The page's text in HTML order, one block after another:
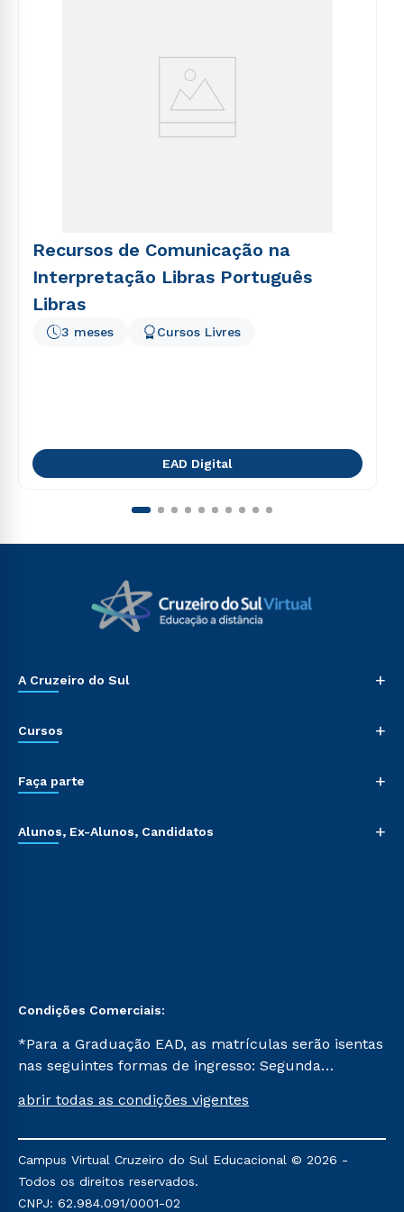
Recursos de Comunicação na
Interpretação Libras Português
Libras
3 meses Cursos Livres
EAD Digital
A Cruzeiro do Sul +
Cursos +
Faça parte +
Alunos, Ex-Alunos, Candidatos +
Condições Comerciais:
*Para a Graduação EAD, as matrículas serão isentas
nas seguintes formas de ingresso: Segunda
Já para as demais, a taxa de matrícula será de R$
mencionadas são referentes aos cursos: Ensino
Religioso, Geografia para a Docência e Metodologia
do Ensino de História: Questões Atuais.
abrir todas as condições vigentes
Campus Virtual Cruzeiro do Sul Educacional © 2026 -
Todos os direitos reservados.
CNPJ: 62.984.091/0001-02